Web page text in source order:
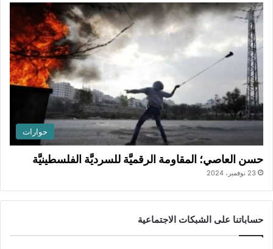
حوارات
حسن العاصي؛ المقاومة الرقميَّة للسرديَّة الفلسطينيَّة
23 نوفمبر، 2024
حساباتنا على الشبكات الاجتماعية